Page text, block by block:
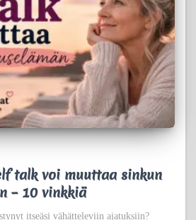
talk voi muuttaa sinkun
– 10 vinkkiä
itseäsi vähätteleviin ajatuksiin?